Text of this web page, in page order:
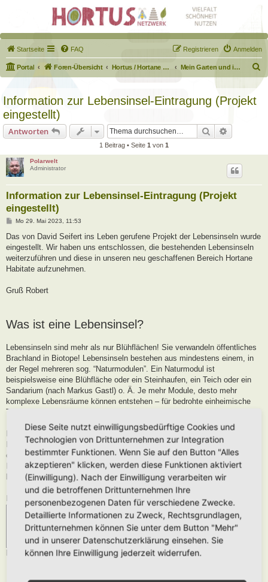
Startseite FAQ Anmelden
Registrieren
Portal Foren-Übersicht Hortus / Hortane Habitate / Garten auf dem Weg Mein Garten und ich!
u
Information zur Lebensinsel-Eintragung (Projekt
eingestellt)
Antworten Suche
1 Beitrag • Seite 1 von 1
Polarwelt
Administrator
Information zur Lebensinsel-Eintragung (Projekt
eingestellt)
B
i
r
a
Mo 29. Mai 2023, 11:53
Das von David Seifert ins Leben gerufene Projekt der Lebensinseln wurde
eingestellt. Wir haben uns entschlossen, die bestehenden Lebensinseln
weiterzuführen und diese in unseren neu geschaffenen Bereich Hortane
Habitate aufzunehmen.
Gruß Robert
Was ist eine Lebensinsel?
Lebensinseln sind mehr als nur Blühflächen! Sie verwandeln öffentliches
Brachland in Biotope! Lebensinseln bestehen aus mindestens einem, in
der Regel mehreren sog. “Naturmodulen”. Ein Naturmodul ist
beispielsweise eine Blühfläche oder ein Steinhaufen, ein Teich oder ein
Sandarium (nach Markus Gastl) o. Ä. Je mehr Module, desto mehr
komplexe Lebensräume können entstehen – für bedrohte einheimische
Tiere und Pflanzen.
Lebensinseln werden – sofern Pflege nötig ist – entweder von der
Kommune oder dem Eigentümer im Sinne der Nachhaltigkeit gepflegt,
oder durch einen Paten, der sich für das Anlegen und den Erhalt einer
Insel einsetzt. Genehmigung des Eigentümers genügt – um den Rest
kümmern sich die Aktiven der Lebensinseln!
Hilfe und Ansprechpartner findet Ihr auf der Seite lebensinseln.org
lebensinsel.jpg (6.29 KiB) 3222 mal betrachtet
Diese Seite nutzt einwilligungsbedürftige Cookies und
Technologien von Drittunternehmen zur Integration
bestimmter Funktionen. Wenn Sie auf den Button "Alles
akzeptieren" klicken, werden diese Funktionen aktiviert
(Einwilligung). Nach der Einwilligung verarbeiten wir
und die betroffenen Drittunternehmen Ihre
personenbezogenen Daten für verschiedene Zwecke.
Detaillierte Informationen zu Zweck, Rechtsgrundlagen,
Drittunternehmen können Sie unter dem Button "Mehr"
und in unserer Datenschutzerklärung einsehen. Sie
können Ihre Einwilligung jederzeit widerrufen.